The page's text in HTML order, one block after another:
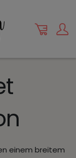
einem breitem